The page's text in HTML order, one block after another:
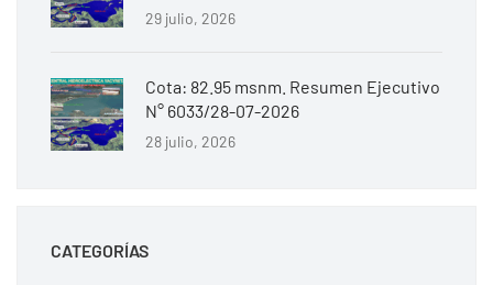
29 julio, 2026
Cota: 82.95 msnm. Resumen Ejecutivo
N° 6033/28-07-2026
28 julio, 2026
CATEGORÍAS